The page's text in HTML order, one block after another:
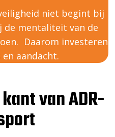
niet begint bij
de mentaliteit van de
Daarom investeren
aandacht.
van ADR-